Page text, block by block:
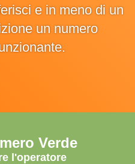
e in meno di un
un numero
Verde
l'operatore